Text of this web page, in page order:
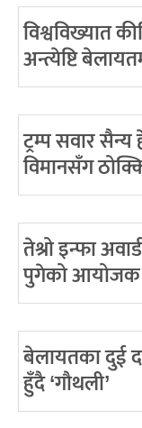
विश्वविख्यात
अन्त्येष्टि
ट्रम्प सवार सैन्य
विमानसँग
तेश्रो इन्फा
पुगेको आयोजक
बेलायतका दुई
हुँदै ‘गौथली’